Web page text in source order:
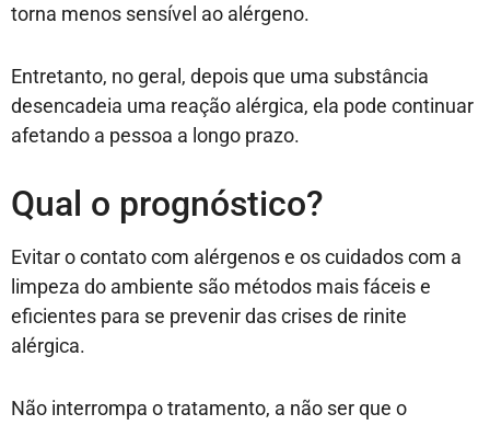
torna menos sensível ao alérgeno.
Entretanto, no geral, depois que uma substância
desencadeia uma reação alérgica, ela pode continuar
afetando a pessoa a longo prazo.
Qual o prognóstico?
Evitar o contato com alérgenos e os cuidados com a
limpeza do ambiente são métodos mais fáceis e
eficientes para se prevenir das crises de rinite
alérgica.
Não interrompa o tratamento, a não ser que o